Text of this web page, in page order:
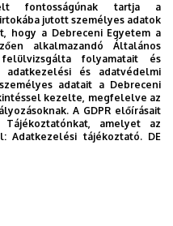
fontosságúnak tartja a
jutott személyes adatok
hogy a Debreceni Egyetem a
alkalmazandó Általános
folyamatait és
és adatvédelmi
adatait a Debreceni
kezelte, megfelelve az
A GDPR előírásait
amelyet az
Adatkezelési tájékoztató. DE